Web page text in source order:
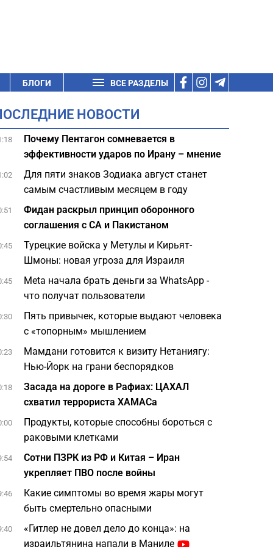
БЛОГИ ВСЕ РАЗДЕЛЫ
НОВОСТИ
Почему Пентагон сомневается в
эффективности ударов по Ирану – мнение
Для пяти знаков Зодиака август станет
самым счастливым месяцем в году
Фидан раскрыл принцип оборонного
соглашения с СА и Пакистаном
Турецкие войска у Метулы и Кирьят-
Шмоны: новая угроза для Израиля
Meta начала брать деньги за WhatsApp -
что получат пользователи
Пять привычек, которые выдают человека
с «топорным» мышлением
Мамдани готовится к визиту Нетаниягу:
Нью-Йорк на грани беспорядков
Засада на дороге в Рафиах: ЦАХАЛ
схватил террориста ХАМАСа
Продукты, которые способны бороться с
раковыми клетками
Сотни ПЗРК из РФ и Китая – Иран
укрепляет ПВО после войны
Какие симптомы во время жары могут
быть смертельно опасными
«Гитлер не довел дело до конца»: на
израильтянина напали в Маниле